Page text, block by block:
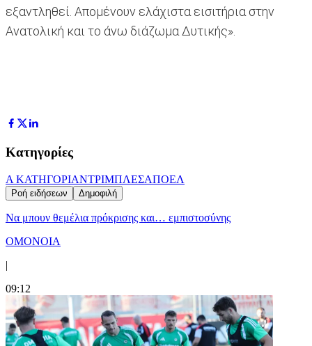
εξαντληθεί. Απομένουν ελάχιστα εισιτήρια στην
Ανατολική και το άνω διάζωμα Δυτικής».
Κατηγορίες
Α ΚΑΤΗΓΟΡΙΑΝΤΡΙΜΠΛΕΣΑΠΟΕΛ
Ροή ειδήσεων Δημοφιλή
Να μπουν θεμέλια πρόκρισης και… εμπιστοσύνης
ΟΜΟΝΟΙΑ
|
09:12